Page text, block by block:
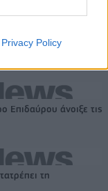
Privacy Policy
σειρά δεικτών
Επιδαύρου άνοιξε τις
τη